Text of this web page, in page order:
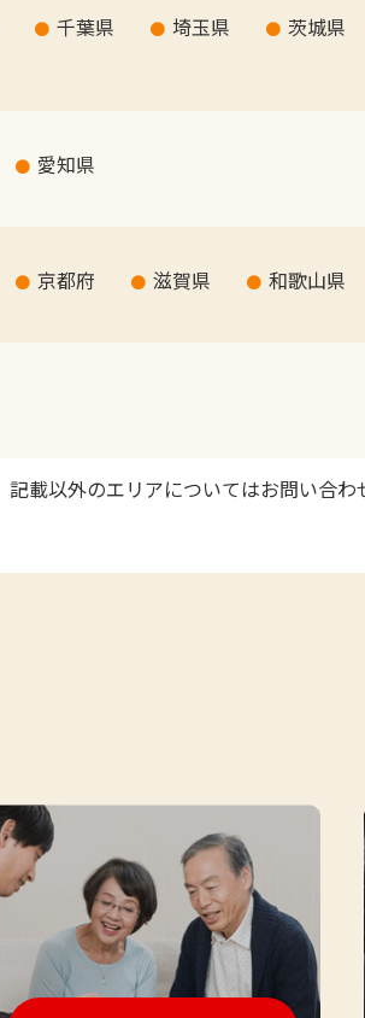
千葉県 埼玉県
茨城県
愛知県
京都府 滋賀県 和歌山県
載以外のエリアについてはお問い合わ